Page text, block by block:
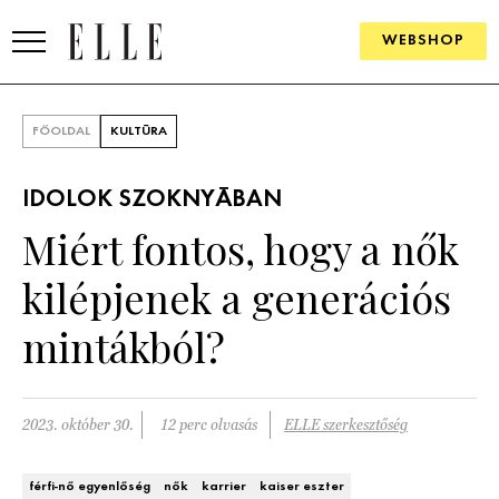
WEBSHOP
SZÉPSÉG
ÉLETMÓD
PÁRKAPCSOLAT
FŐOLDAL KULTÚRA
IDOLOK SZOKNYÁBAN
Miért fontos, hogy a nők
kilépjenek a generációs
mintákból?
2023. október 30. 12 perc olvasás ELLE szerkesztőség
férfi-nő egyenlőség nők karrier kaiser eszter